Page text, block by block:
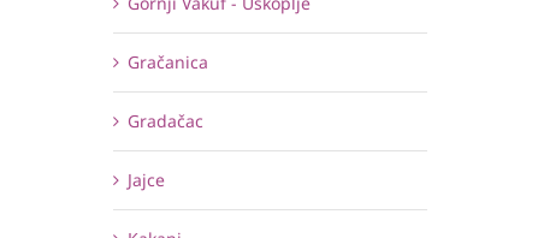
Gračanica
Gradačac
Jajce